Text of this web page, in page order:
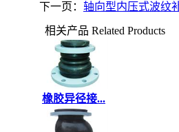
下一页： 轴向型内压式波纹
相关产品 Related Products
橡胶异径接...